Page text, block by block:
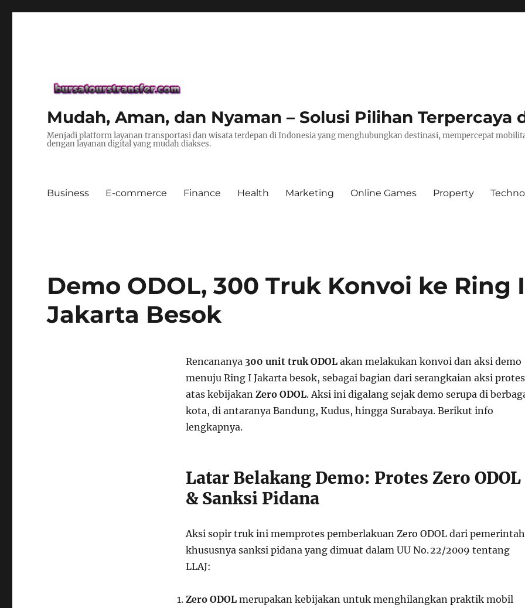
Mudah, Aman, dan Nyaman – Solusi Pilihan Terpercaya
Menjadi platform layanan transportasi dan wisata terdepan di Indonesia yang menghubungkan destinasi, mempercepat
dengan layanan digital yang mudah diakses.
Business E-commerce Finance Health Marketing Online Games Property
Demo ODOL, 300 Truk Konvoi ke Ring I
Jakarta Besok
Rencananya 300 unit truk ODOLakan melakukan konvoi dan aksi demo
menuju Ring I Jakarta besok, sebagai bagian dari serangkaian aksi protes
atas kebijakan Zero ODOL. Aksi ini digalang sejak demo serupa di
kota, di antaranya Bandung, Kudus, hingga Surabaya. Berikut info
lengkapnya.
Latar Belakang Demo: Protes Zero ODOL
& Sanksi Pidana
Aksi sopir truk ini memprotes pemberlakuan Zero ODOL dari
khususnya sanksi pidana yang dimuat dalam UU No. 22/2009 tentang
LLAJ:
Zero ODOLmerupakan kebijakan untuk menghilangkan praktik mobil